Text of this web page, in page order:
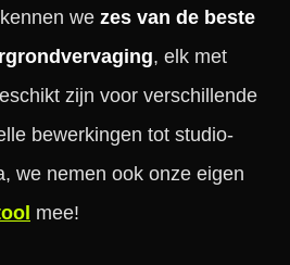
we zes van de beste
, elk met
zijn voor verschillende
bewerkingen tot studio-
we nemen ook onze eigen
mee!